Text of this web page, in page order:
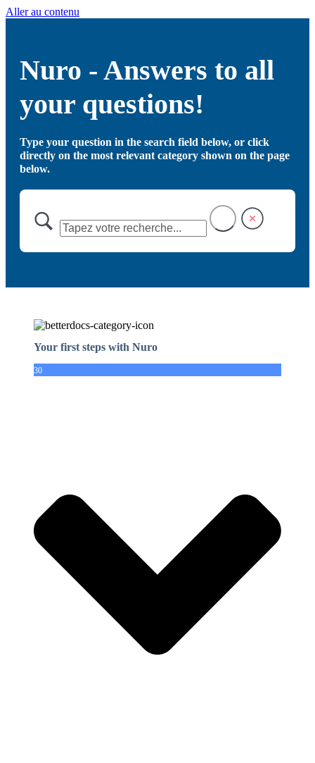
Aller au contenu
Nuro - Answers to all
your questions!
Type your question in the search field below, or click
directly on the most relevant category shown on the page
below.
Your first steps with Nuro
30